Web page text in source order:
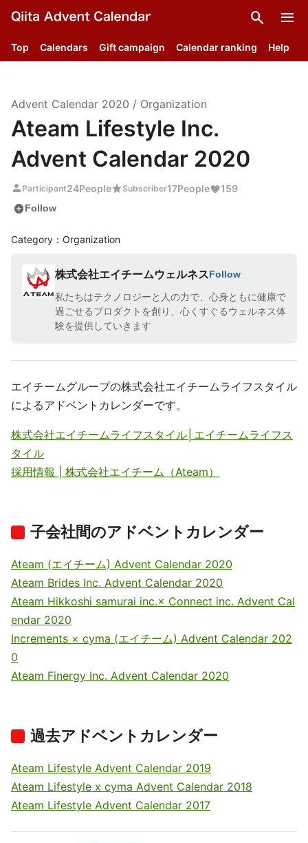
search menu
Top Calendars Gift campaign Calendar ranking Help
Advent Calendar 2020 / Organization
Ateam Lifestyle Inc.
Advent Calendar 2020
person Participant24PeoplestarSubscriber17People 159
add_circleFollow
Category：Organization
株式会社エイチームウェルネスFollow
私たちはテクノロジーと人の力で、心身ともに健康で
過ごせるプロダクトを創り、心くすぐるウェルネス体
験を提供していきます
エイチームグループの株式会社エイチームライフスタイル
によるアドベントカレンダーです。
株式会社エイチームライフスタイル│エイチームライフス
タイル
採用情報 | 株式会社エイチーム（Ateam）
子会社間のアドベントカレンダー
Ateam (エイチーム) Advent Calendar 2020
Ateam Brides Inc. Advent Calendar 2020
Ateam Hikkoshi samurai inc.× Connect inc. Advent Cal
endar 2020
Increments × cyma (エイチーム) Advent Calendar 202
0
Ateam Finergy Inc. Advent Calendar 2020
過去アドベントカレンダー
Ateam Lifestyle Advent Calendar 2019
Ateam Lifestyle x cyma Advent Calendar 2018
Ateam Lifestyle Advent Calendar 2017